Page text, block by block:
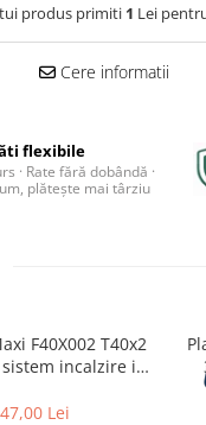
produs primiti 1 Lei
Cere informatii
flexibile
· Rate fără dobândă ·
plătește mai târziu
F40X002 T40x2
incalzire in
47,00 Lei